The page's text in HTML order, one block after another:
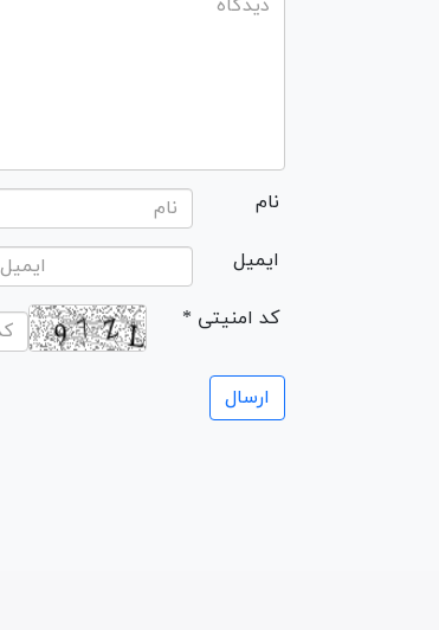
نام
ایمیل
* کد امنیتی